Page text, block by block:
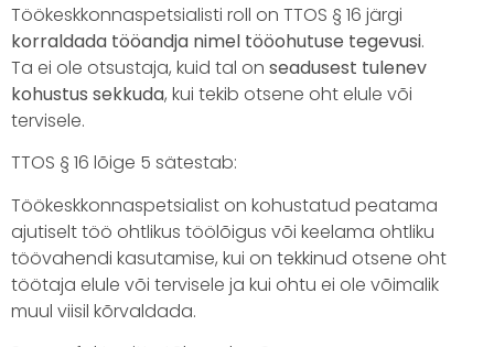
Töökeskkonnaspetsialisti roll on TTOS § 16 järgi
korraldada tööandja nimel tööohutuse tegevusi.
Ta ei ole otsustaja, kuid tal on seadusest tulenev
kohustus sekkuda, kui tekib otsene oht elule või
tervisele.
TTOS § 16 lõige 5 sätestab:
Töökeskkonnaspetsialist on kohustatud peatama
ajutiselt töö ohtlikus töölõigus või keelama ohtliku
töövahendi kasutamise, kui on tekkinud otsene oht
töötaja elule või tervisele ja kui ohtu ei ole võimalik
muul viisil kõrvaldada.